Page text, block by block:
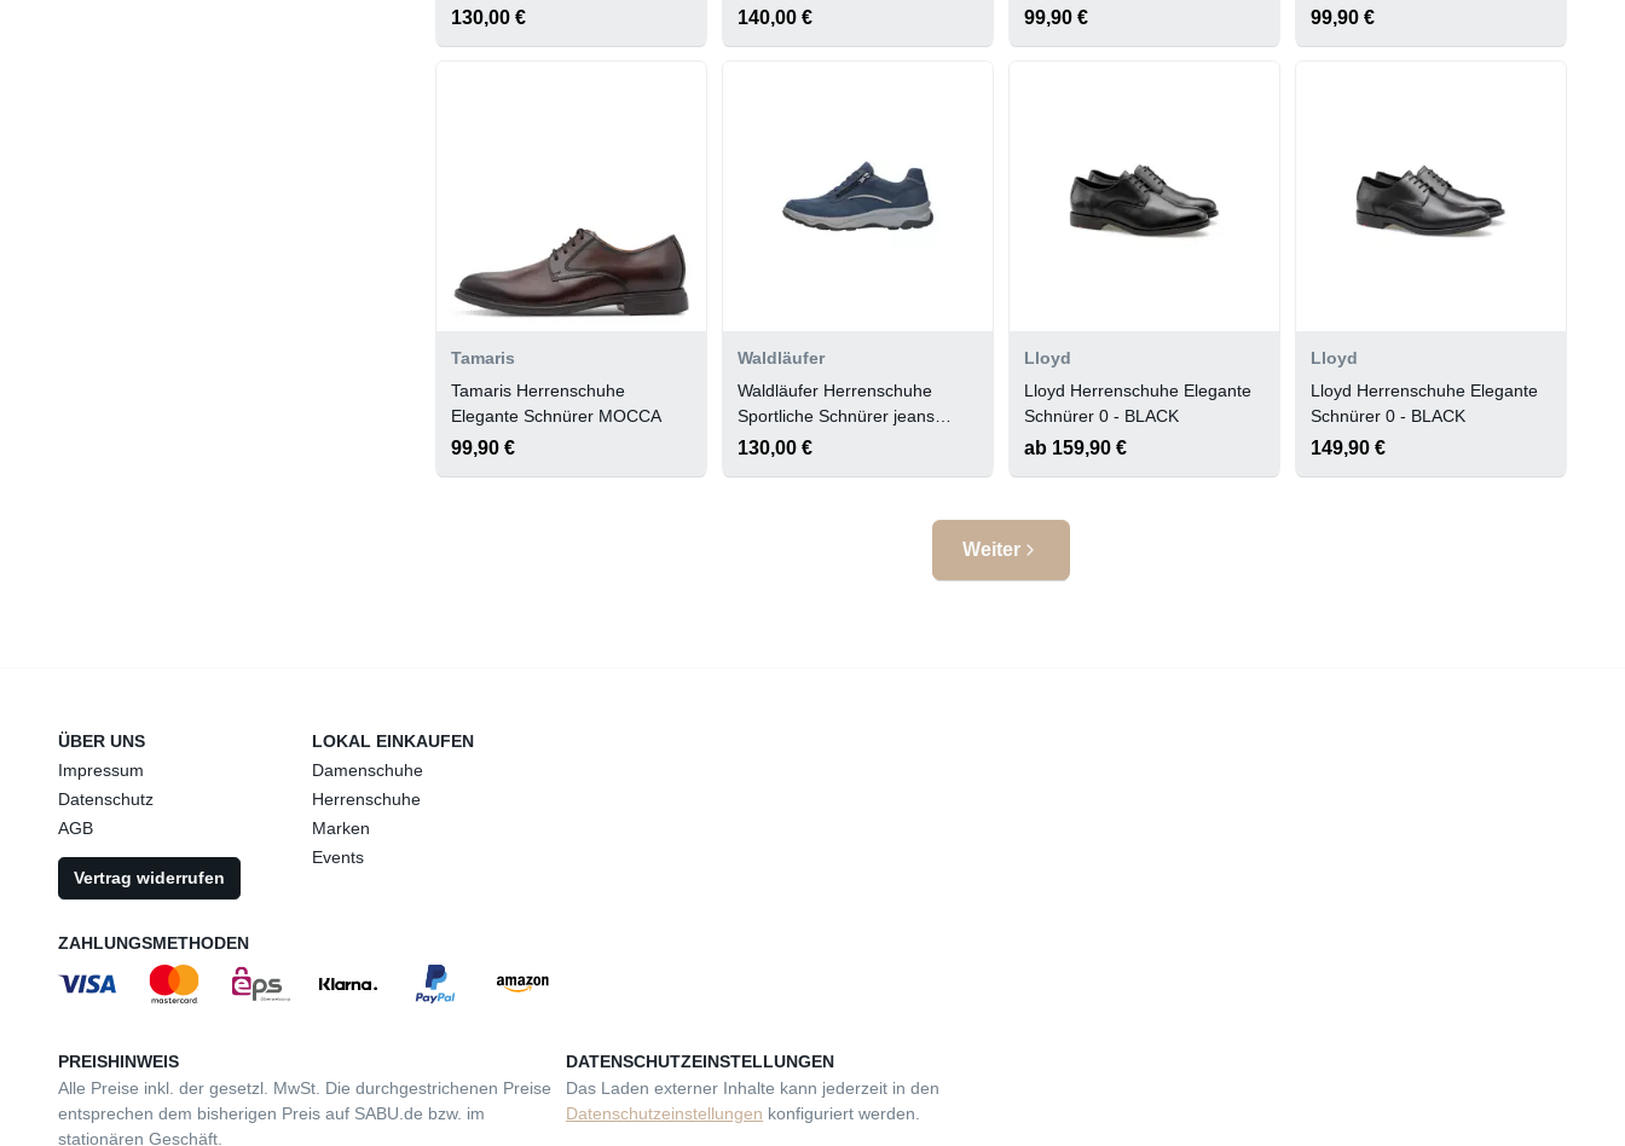
130,00 €
tabak
140,00 € 99,90 € 99,90 €
Tamaris
Tamaris Herrenschuhe
Elegante Schnürer MOCCA
99,90 €
Waldläufer
Waldläufer Herrenschuhe
Sportliche Schnürer jeans
hellgrau
130,00 €
Lloyd
Lloyd Herrenschuhe Elegante
Schnürer 0 - BLACK
ab 159,90 €
Lloyd
Lloyd Herrenschuhe Elegante
Schnürer 0 - BLACK
149,90 €
Weiter
ÜBER UNS
Impressum
Datenschutz
AGB
Vertrag widerrufen
LOKAL EINKAUFEN
Damenschuhe
Herrenschuhe
Marken
Events
ZAHLUNGSMETHODEN
PREISHINWEIS
Alle Preise inkl. der gesetzl. MwSt. Die durchgestrichenen Preise
entsprechen dem bisherigen Preis auf SABU.de bzw. im
stationären Geschäft.
DATENSCHUTZEINSTELLUNGEN
Das Laden externer Inhalte kann jederzeit in den
Datenschutzeinstellungen konfiguriert werden.